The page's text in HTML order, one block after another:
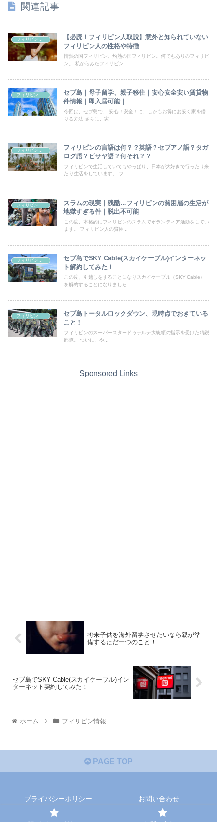
関連記事
【必読！フィリピン人取説】意外と知られていない
フィリピン人の性格や特徴
情熱の国フィリピン。灼熱の国フィリピン。何でもありのフィリピ
ン。 私からみたフィリピン...
セブ島｜母子留学、親子移住｜安心安全安い賃貸物
件情報｜即入居可能｜
今回は、セブ島で、 安心！安全！に、しかもお得にお安く家を借
りる方法 さらに、実...
フィリピンの言語は何？？英語？セブアノ語？タガ
ログ語？ビサヤ語？何それ？？
フィリピンで生活していてもやっぱり、日本が大好きで行ったり来
たり生活をしています。 フ...
フィリピン情報
スラムの現実｜残酷…フィリピンの貧困層の生活が
地獄すぎる件｜脱出不可能
この度、本格的にフィリピンのスラムでボランティア活動をしてい
ます。 フィリピン人の貧困...
フィリピン情報
セブ島でSKY Cable(スカイケーブル)インターネッ
ト解約してみた！
この度、引越しをすることになりスカイケーブル（SKY Cable）
を解約することになりました...
フィリピン情報
セブ島トータルロックダウン、現時点でおきている
こと！
フィリピンのスーパースタードゥテルテ大統領の指示を受けた精鋭
部隊。 ついに、や...
Sponsored Links
将来子供を海外留学させたいなら親が準
備するただ一つのこと！
セブ島でSKY Cable(スカイケーブル)イン
ターネット契約してみた！
ホーム フィリピン情報
PAGE TOP
プライバシーポリシー お問い合わせ
Copyright © 2020 ぽぽろんblog All Rights Reserved.